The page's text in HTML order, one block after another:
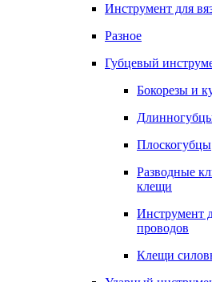
Инструмент для
Разное
Губцевый
Бокорезы и
Плоскогубцы
Разводные
клещи
Инструмент
проводов
Клещи